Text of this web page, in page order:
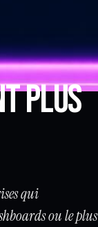
plus
qui
ou le plus